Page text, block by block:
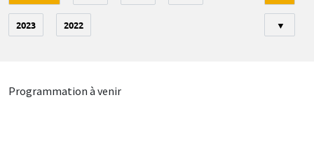
2023 2022 ▼
Programmation à venir